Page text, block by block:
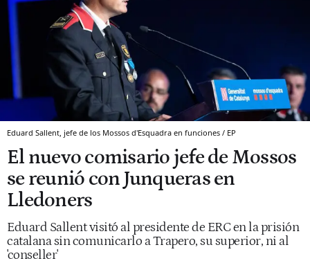
Eduard Sallent, jefe de los Mossos d'Esquadra en funciones / EP
El nuevo comisario jefe de Mossos
se reunió con Junqueras en
Lledoners
Eduard Sallent visitó al presidente de ERC en la prisión
catalana sin comunicarlo a Trapero, su superior, ni al
'conseller'